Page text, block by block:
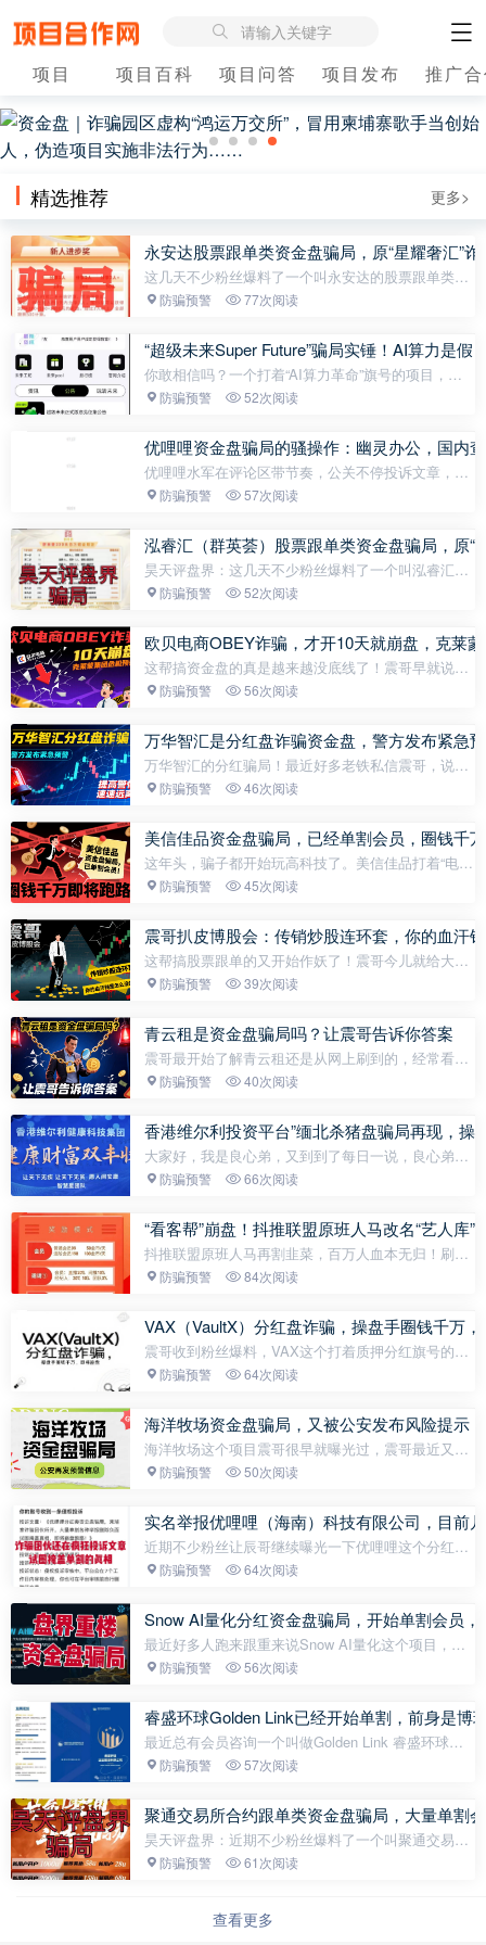
请输入关键字
项目 项目百科 项目问答 项目发布 推广
精选推荐 更多>
永安达股票跟单类资金盘骗局，原“星耀奢汇”
这几天不少粉丝爆料了一个叫永安达的股票跟单类资
金盘骗局，据知情人爆料是原“星耀奢汇”诈骗团伙所
期就是1个多月，高度预...
防骗预警 77次阅读
“超级未来Super Future”骗局实锤！AI算力是假
你敢相信吗？一个打着“AI算力革命”旗号的项目，正
以科技之名，行收割之实，无数普通人正被悄然拖入
筑信任幻象，实则“画皮”...
防骗预警 52次阅读
优哩哩资金盘骗局的骚操作：幽灵办公，国内
优哩哩水军在评论区带节奏，公关不停投诉文章，害
怕曝光。再说还有粉丝想看一看！能劝一个是一个。
营销再好，拉得也只是...
防骗预警 57次阅读
泓睿汇（群英荟）股票跟单类资金盘骗局，原
昊天评盘界：这几天不少粉丝爆料了一个叫泓睿汇
（群英荟）的股票跟单类资金盘骗局，据知情人爆料
定要远离！蓝黛彩票跟单类...
防骗预警 52次阅读
欧贝电商OBEY诈骗，才开10天就崩盘，克莱
这帮搞资金盘的真是越来越没底线了！震哥早就说过
欧贝电商就是个坑，结果开盘才10天就跑路了。现在
柬埔寨的骗子在背后...
防骗预警 56次阅读
万华智汇是分红盘诈骗资金盘，警方发布紧急
万华智汇的分红骗局！最近好多老铁私信震哥，说这
破盘子打着美国信安集团的旗号忽悠人。你猜怎么
充钱提现都得用USDT——...
防骗预警 46次阅读
美信佳品资金盘骗局，已经单割会员，圈钱千
这年头，骗子都开始玩高科技了。美信佳品打着“电商
+理财”的旗号，搞了个什么“多方商业循环体系”，说
儿掰扯清楚，这...
防骗预警 45次阅读
震哥扒皮博股会：传销炒股连环套，你的血汗
这帮搞股票跟单的又开始作妖了！震哥今儿就给大伙
扒了扒他们的底裤，看看这博股会是怎么把韭菜根都
得溜啊。打着月赚80...
防骗预警 39次阅读
青云租是资金盘骗局吗？让震哥告诉你答案
震哥最开始了解青云租还是从网上刷到的，经常看到
青云租做的广告推广，标题都是青云租是不是资金
青云租如果真的不是资金...
防骗预警 40次阅读
香港维尔利投资平台”缅北杀猪盘骗局再现，操
大家好，我是良心弟，又到到了每日一说，良心弟的
主题场，我还是你们熟悉，我依然每天都是马不停
家普及行业热点资讯八卦，良心弟一...
防骗预警 66次阅读
“看客帮”崩盘！抖推联盟原班人马改名“艺人库
抖推联盟原班人马再割韭菜，百万人血本无归！刷视
频就能赚钱？当心！你可能正沦为骗子洗钱的工具
停摆维护，数十万会员无法...
防骗预警 84次阅读
VAX（VaultX）分红盘诈骗，操盘手圈钱千万
震哥收到粉丝爆料，VAX这个打着质押分红旗号的资
金盘已经圈钱上千万。目前平台有两万五千多名会
投，年化180%-360%流动性：500U...
防骗预警 64次阅读
海洋牧场资金盘骗局，又被公安发布风险提示
海洋牧场这个项目震哥很早就曝光过，震哥最近又刷
到了安乡县公安局发布的关于“海洋牧场”投资风险提
是从骗子手里抢...
防骗预警 50次阅读
实名举报优哩哩（海南）科技有限公司，目前
近期不少粉丝让辰哥继续曝光一下优哩哩这个分红类
资金盘骗局，这个盘之前重楼预警过一次，最新消息
前几万会员，圈钱过亿...
防骗预警 64次阅读
Snow AI量化分红资金盘骗局，开始单割会员
最近好多人跑来跟重来说Snow AI量化这个项目，我
一看就知道又是老套路。这不就是典型的分红盘骗局
大家千万要小心！只要不...
防骗预警 56次阅读
睿盛环球Golden Link已经开始单割，前身是博
最近总有会员咨询一个叫做Golden Link 睿盛环球的
项目，这个项目的模式就跟去年的华英会模式差不
曝光过，最近也是单割...
防骗预警 57次阅读
聚通交易所合约跟单类资金盘骗局，大量单割
昊天评盘界：近期不少粉丝爆料了一个叫聚通交易所
合约跟单类资金盘骗局，此盘宣传自己已经运行了10
防骗预警 61次阅读
查看更多